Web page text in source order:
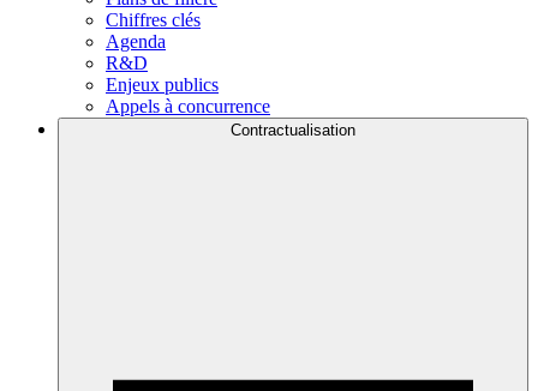
Chiffres clés
Agenda
R&D
Enjeux publics
Appels à concurrence
Contractualisation